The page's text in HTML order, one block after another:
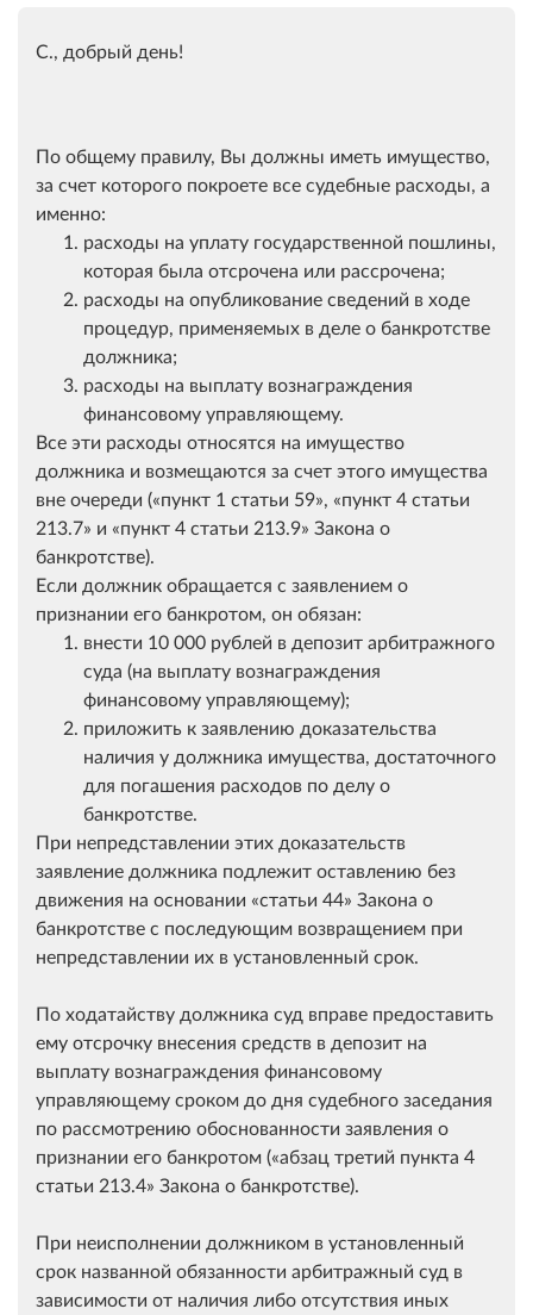
С., добрый день!
По общему правилу, Вы должны иметь имущество,
за счет которого покроете все судебные расходы, а
именно:
расходы на уплату государственной пошлины,
которая была отсрочена или рассрочена;
расходы на опубликование сведений в ходе
процедур, применяемых в деле о банкротстве
должника;
расходы на выплату вознаграждения
финансовому управляющему.
Все эти расходы относятся на имущество
должника и возмещаются за счет этого имущества
вне очереди ( пункт 1 статьи 59 ,
пункт 4 статьи
213.7
и пункт 4 статьи 213.9 Закона о
банкротстве).
Если должник обращается с заявлением о
признании его банкротом, он обязан:
внести 10 000 рублей в депозит арбитражного
суда (на выплату вознаграждения
финансовому управляющему);
приложить к заявлению доказательства
наличия у должника имущества, достаточного
для погашения расходов по делу о
банкротстве.
При непредставлении этих доказательств
заявление должника подлежит оставлению без
движения на основании
статьи 44 Закона о
банкротстве с последующим возвращением при
непредставлении их в установленный срок.
По ходатайству должника суд вправе предоставить
ему отсрочку внесения средств в депозит на
выплату вознаграждения финансовому
управляющему сроком до дня судебного заседания
по рассмотрению обоснованности заявления о
признании его банкротом ( абзац третий пункта 4
статьи 213.4 Закона о банкротстве).
При неисполнении должником в установленный
срок названной обязанности арбитражный суд в
зависимости от наличия либо отсутствия иных